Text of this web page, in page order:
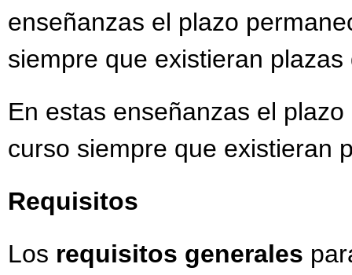
enseñanzas el plazo
siempre que existieran plazas
En estas enseñanzas el
curso siempre que existieran
Requisitos
Los requisitos generales